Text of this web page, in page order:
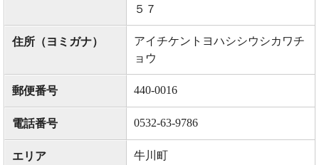
５７
住所（ヨミガナ）
アイチケントヨハシシウシカワチ
ョウ
郵便番号 440-0016
電話番号 0532-63-9786
エリア 牛川町